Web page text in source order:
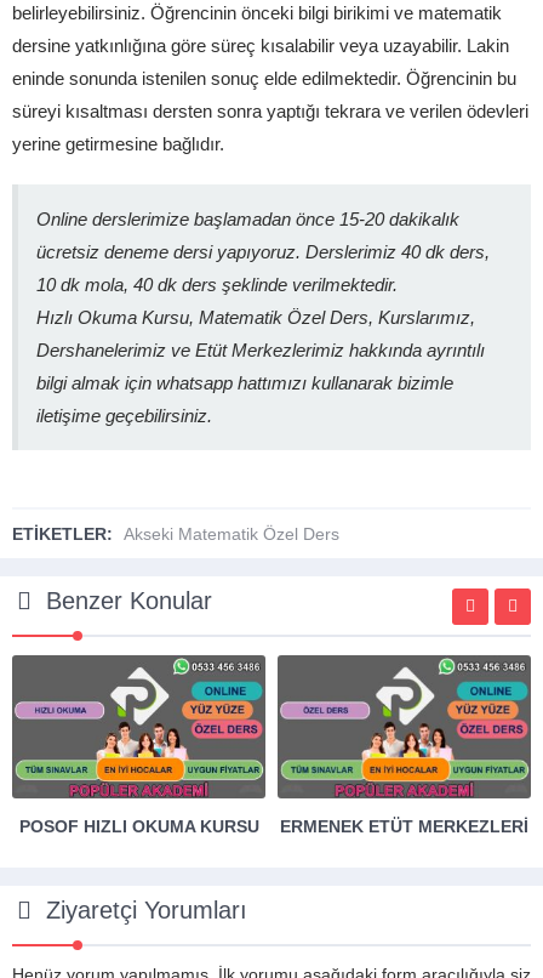
belirleyebilirsiniz. Öğrencinin önceki bilgi birikimi ve matematik
dersine yatkınlığına göre süreç kısalabilir veya uzayabilir. Lakin
eninde sonunda istenilen sonuç elde edilmektedir. Öğrencinin bu
süreyi kısaltması dersten sonra yaptığı tekrara ve verilen ödevleri
yerine getirmesine bağlıdır.
Online derslerimize başlamadan önce 15-20 dakikalık
ücretsiz deneme dersi yapıyoruz. Derslerimiz 40 dk ders,
10 dk mola, 40 dk ders şeklinde verilmektedir.
Hızlı Okuma Kursu, Matematik Özel Ders, Kurslarımız,
Dershanelerimiz ve Etüt Merkezlerimiz hakkında ayrıntılı
bilgi almak için whatsapp hattımızı kullanarak bizimle
iletişime geçebilirsiniz.
ETİKETLER: Akseki Matematik Özel Ders
Benzer Konular
POSOF HIZLI OKUMA KURSU ERMENEK ETÜT MERKEZLERI
Ziyaretçi Yorumları